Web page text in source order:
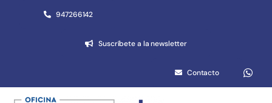
947266142
Suscríbete a la newsletter
Contacto